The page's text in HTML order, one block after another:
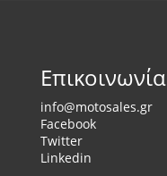
Επικοινωνία
info@motosales.gr
Facebook
Twitter
Linkedin